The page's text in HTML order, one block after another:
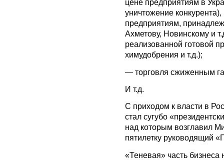
цене предприятиям в
уничтожение
предприятиям,
Ахметову, Новинскому и
реализованной готовой
химудобрения и т.д.);
— торговля сжиженным
И т.д.
С приходом к власти в
стал сугубо
над которым возглавил
пятилетку руководящий
«Теневая» часть